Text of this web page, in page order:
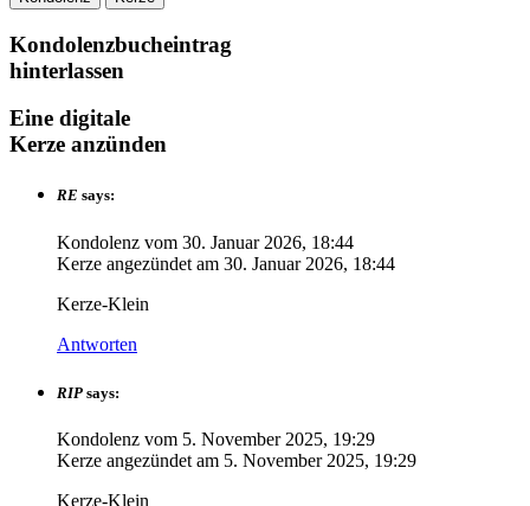
Kondolenzbucheintrag
hinterlassen
Eine digitale
Kerze anzünden
RE says:
Kondolenz vom 30. Januar 2026, 18:44
Kerze angezündet am 30. Januar 2026, 18:44
Kerze-Klein
Antworten
RIP says:
Kondolenz vom 5. November 2025, 19:29
Kerze angezündet am 5. November 2025, 19:29
Kerze-Klein